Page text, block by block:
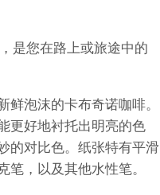
是您在路上或旅途中的
泡沫的卡布奇诺咖啡。
更好地衬托出明亮的色
的对比色。纸张特有平滑
，以及其他水性笔。